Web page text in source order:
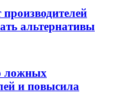
производителей
альтернативы
ложных
и повысила